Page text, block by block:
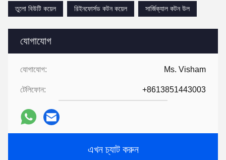
যোগাযোগ
যোগাযোগ: Ms. Visham
টেলিফোন: +8613851443003
এখন চ্যাট করুন
তুলো বিউটি কয়েল
রিইনফোর্সড কটন কয়েল সার্জিক্যাল কটন উল